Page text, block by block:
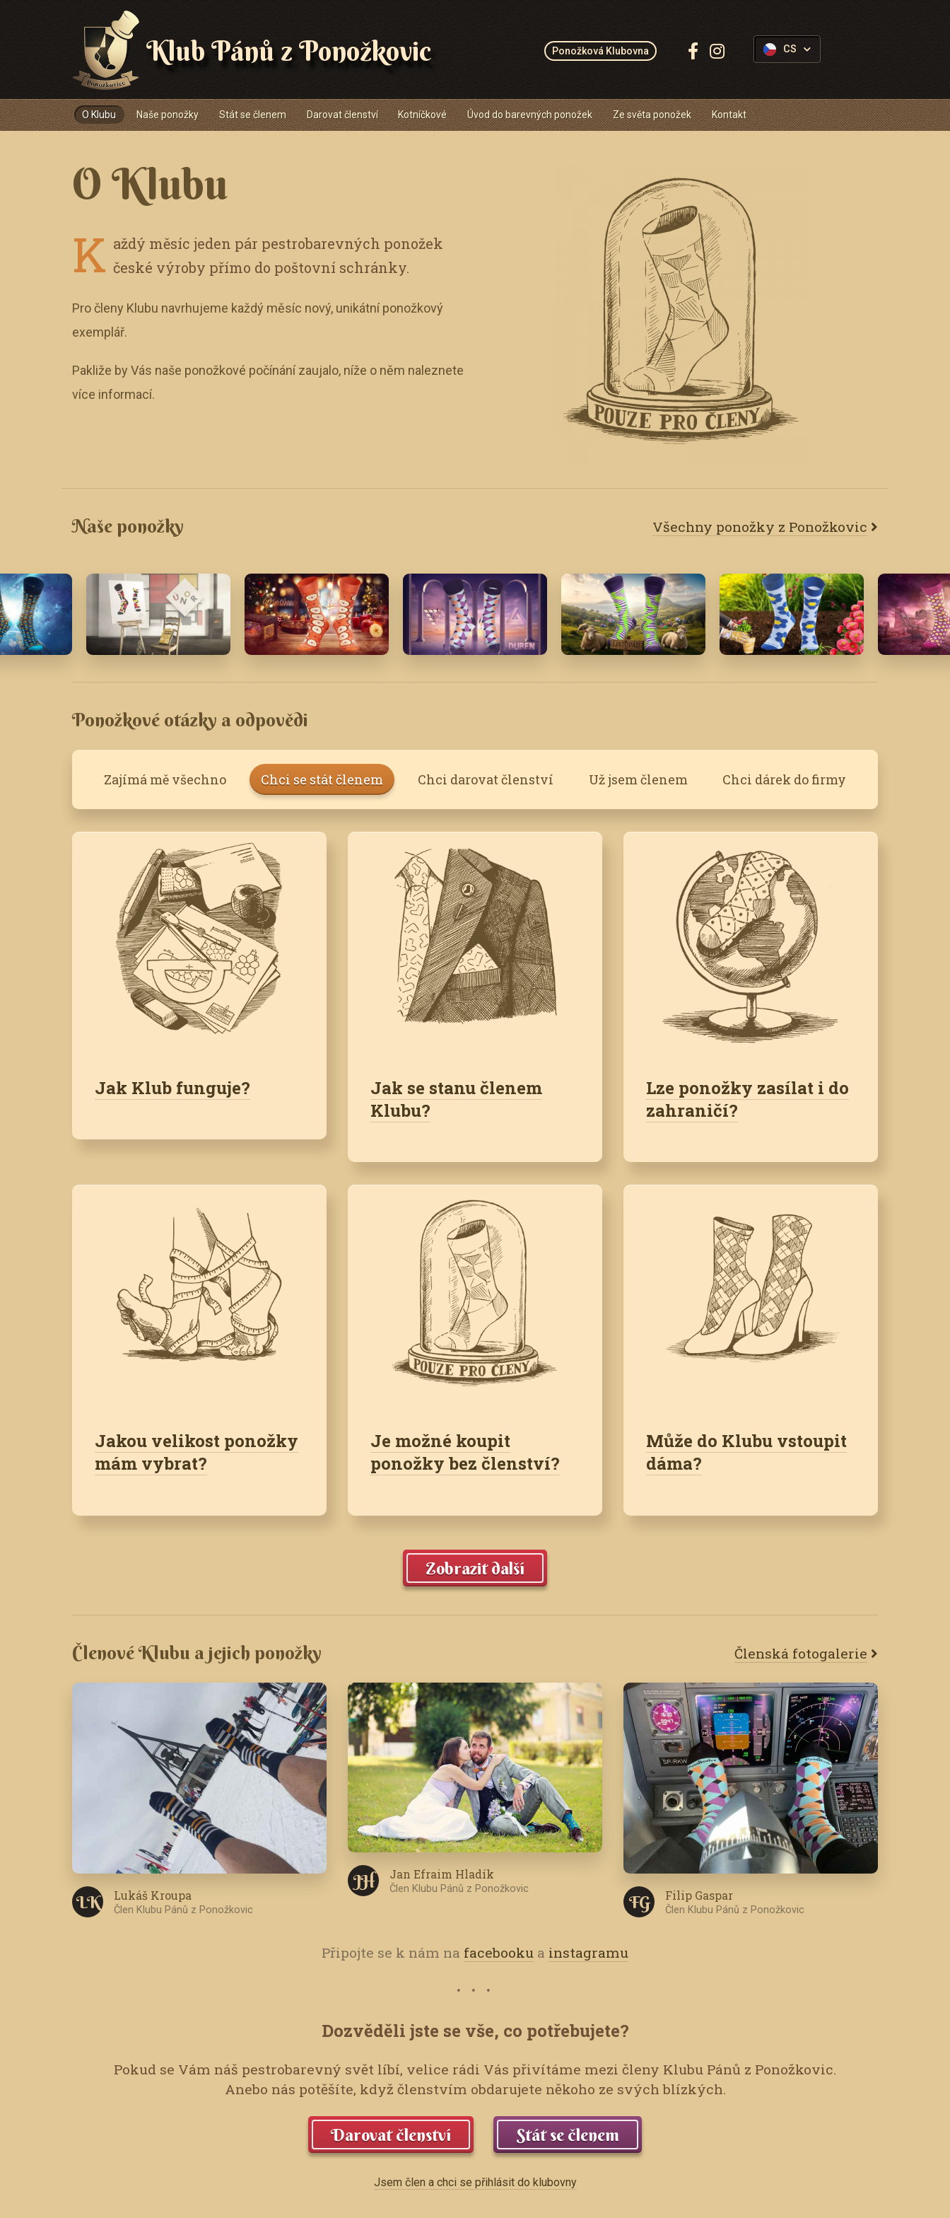
Klub Pánů z Ponožkovic Ponožková Klubovna
Sledujte
CS
Navigace
O Klubu Naše ponožky Stát se členem Darovat členství Kotníčkové Úvod do barevných ponožek Ze světa ponožek Kontakt
O Klubu
K aždý měsíc jeden pár pestrobarevných ponožek
české výroby přímo do poštovní schránky.
Pro členy Klubu navrhujeme každý měsíc nový, unikátní ponožkový
exemplář.
Pakliže by Vás naše ponožkové počínání zaujalo, níže o něm naleznete
více informací.
Naše ponožky Všechny ponožky z Ponožkovic
Ponožkové otázky a odpovědi
Zajímá mě všechno Chci se stát členem Chci darovat členství Už jsem členem Chci dárek do firmy
Jak Klub funguje?
Jak se stanu členem
Klubu?
Lze ponožky zasílat i do
zahraničí?
Jakou velikost ponožky
mám vybrat?
Je možné koupit
ponožky bez členství?
Může do Klubu vstoupit
dáma?
Zobrazit další
Členové Klubu a jejich ponožky Členská fotogalerie
L K Lukáš Kroupa
Člen Klubu Pánů z Ponožkovic
J H Jan Efraim Hladík
Člen Klubu Pánů z Ponožkovic
F G Filip Gaspar
Člen Klubu Pánů z Ponožkovic
Připojte se k nám na facebooku a instagramu
Dozvěděli jste se vše, co potřebujete?
Pokud se Vám náš pestrobarevný svět líbí, velice rádi Vás přivítáme mezi členy Klubu Pánů z Ponožkovic.
Anebo nás potěšíte, když členstvím obdarujete někoho ze svých blízkých.
Darovat členství Stát se členem
Jsem člen a chci se přihlásit do klubovny